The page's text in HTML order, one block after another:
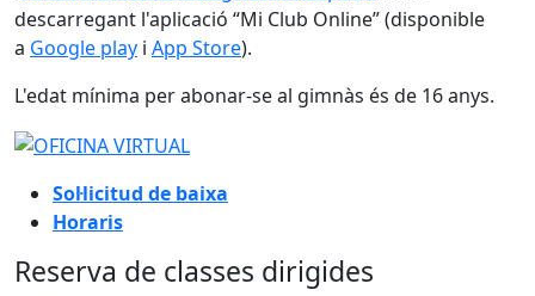
descarregant l'aplicació “Mi Club Online” (disponible
a Google play i App Store).
L'edat mínima per abonar-se al gimnàs és de 16 anys.
Sol·licitud de baixa
Horaris
Reserva de classes dirigides